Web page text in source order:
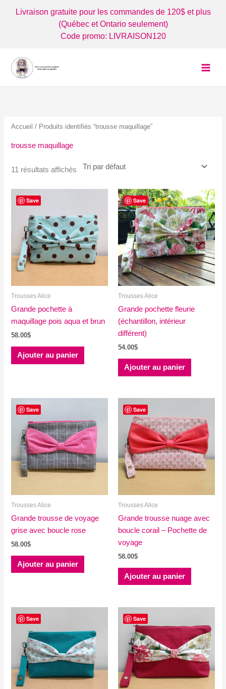
Livraison gratuite pour les commandes de 120$ et plus
(Québec et Ontario seulement)
Code promo: LIVRAISON120
Accueil / Produits identifiés “trousse maquillage”
trousse maquillage
11 résultats affichés
Save
Trousses Alice
Grande pochette à
maquillage pois aqua et brun
58.00$
Ajouter au panier
Save
Trousses Alice
Grande pochette fleurie
(échantillon, intérieur
différent)
54.00$
Ajouter au panier
Save
Trousses Alice
Grande trousse de voyage
grise avec boucle rose
58.00$
Ajouter au panier
Save
Trousses Alice
Grande trousse nuage avec
boucle corail – Pochette de
voyage
58.00$
Ajouter au panier
Save Save